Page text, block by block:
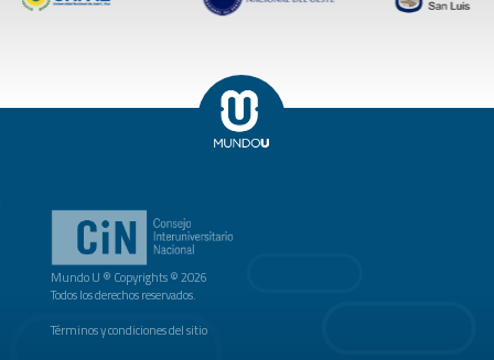
Mundo U ® Copyrights © 2026
Todos los derechos reservados.
Términos y condiciones del sitio